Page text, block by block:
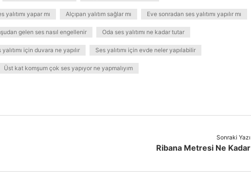
yalıtımı yapar mı Alçıpan yalıtım sağlar mı Eve sonradan ses yalıtımı yapılır mı
gelen ses nasıl engellenir Oda ses yalıtımı ne kadar tutar
yalıtımı için duvara ne yapılır Ses yalıtımı için evde neler yapılabilir
Üst kat komşum çok ses yapıyor ne yapmalıyım
Sonraki Yazı
Ribana Metresi Ne Kadar